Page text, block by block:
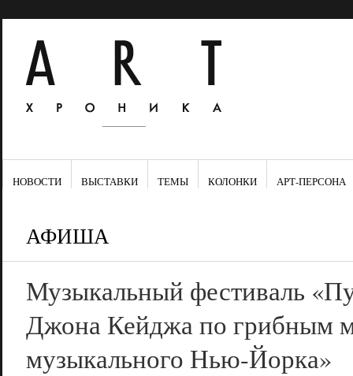
НОВОСТИ ВЫСТАВКИ ТЕМЫ КОЛОНКИ АРТ-ПЕРСОНА
АФИША
Музыкальный фестиваль
Джона Кейджа по грибным
музыкального Нью-Йорка»